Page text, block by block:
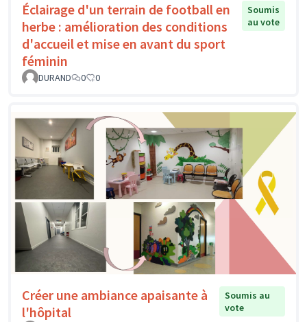
Éclairage d'un terrain de football en
herbe : amélioration des conditions
d'accueil et mise en avant du sport
féminin
Soumis
au vote
DURAND 0 0
Créer une ambiance apaisante à
l'hôpital
Soumis au
vote